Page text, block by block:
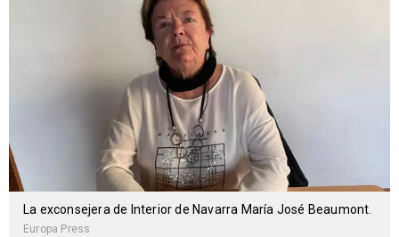
La exconsejera de Interior de Navarra María José Beaumont.
Europa Press